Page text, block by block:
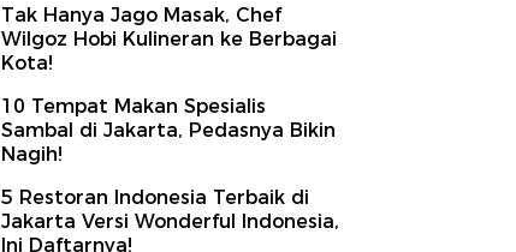
Tak Hanya Jago Masak, Chef
Wilgoz Hobi Kulineran ke Berbagai
Kota!
10 Tempat Makan Spesialis
Sambal di Jakarta, Pedasnya Bikin
Nagih!
5 Restoran Indonesia Terbaik di
Jakarta Versi Wonderful Indonesia,
Ini Daftarnya!